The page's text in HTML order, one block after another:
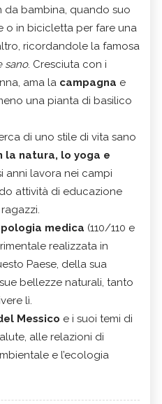
da bambina, quando suo
o in bicicletta per fare una
ricordandole la famosa
sano. Cresciuta con i
ama la campagna e
una pianta di basilico
di uno stile di vita sano
la natura, lo yoga e
anni lavora nei campi
attività di educazione
medica (110/110 e
realizzata in
Paese, della sua
bellezze naturali, tanto
lì.
Messico e i suoi temi di
alle relazioni di
e l’ecologia